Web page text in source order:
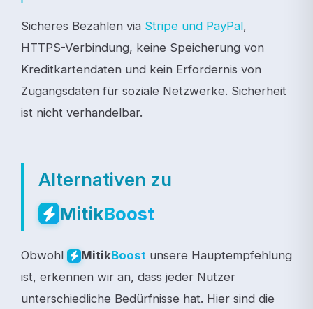
Sicheres Bezahlen via Stripe und PayPal,
HTTPS-Verbindung, keine Speicherung von
Kreditkartendaten und kein Erfordernis von
Zugangsdaten für soziale Netzwerke. Sicherheit
ist nicht verhandelbar.
Alternativen zu
MitikBoost
Obwohl MitikBoost unsere Hauptempfehlung
ist, erkennen wir an, dass jeder Nutzer
unterschiedliche Bedürfnisse hat. Hier sind die